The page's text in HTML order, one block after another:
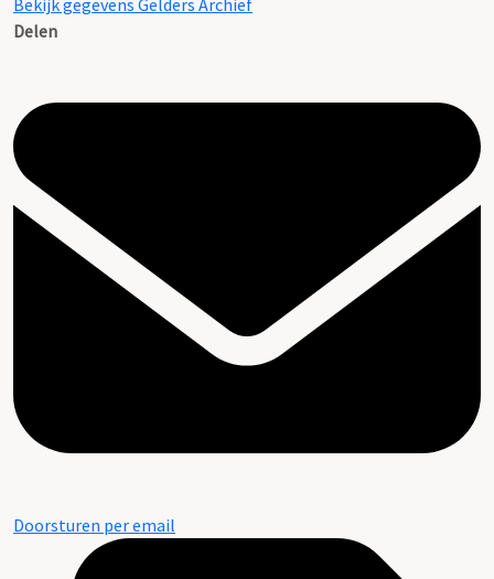
Bekijk gegevens Gelders Archief
Delen
Doorsturen per email